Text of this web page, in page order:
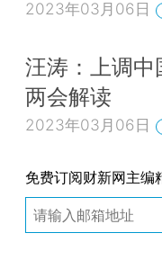
2023年03月06日
汪涛：上调中
两会解读
2023年03月06日
免费订阅财新网主编